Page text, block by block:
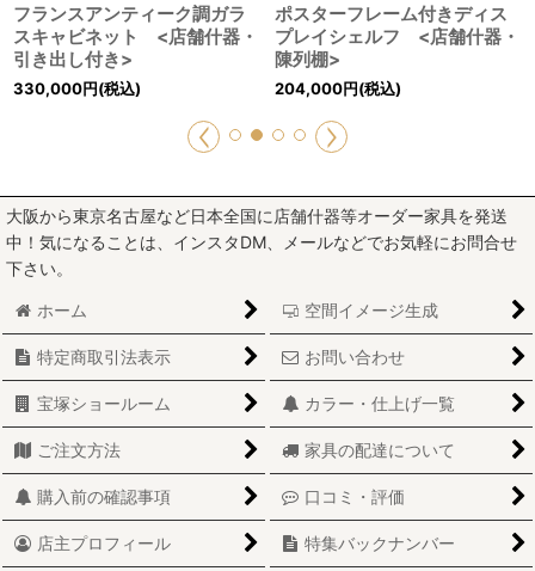
フランスアンティーク調ガラ
スキャビネット <店舗什器・
引き出し付き>
330,000円(税込)
ポスターフレーム付きディス
プレイシェルフ <店舗什器・
陳列棚>
204,000円(税込)
大阪から東京名古屋など日本全国に店舗什器等オーダー家具を発送
中！気になることは、インスタDM、メールなどでお気軽にお問合せ
下さい。
ホーム 空間イメージ生成
特定商取引法表示 お問い合わせ
宝塚ショールーム カラー・仕上げ一覧
ご注文方法 家具の配達について
購入前の確認事項 口コミ・評価
店主プロフィール 特集バックナンバー